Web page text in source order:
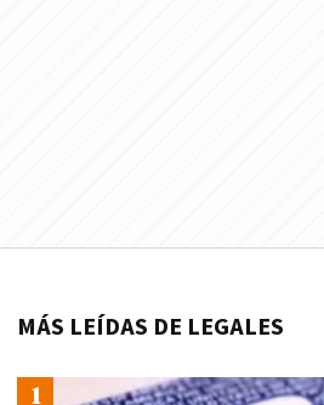
MÁS LEÍDAS DE LEGALES